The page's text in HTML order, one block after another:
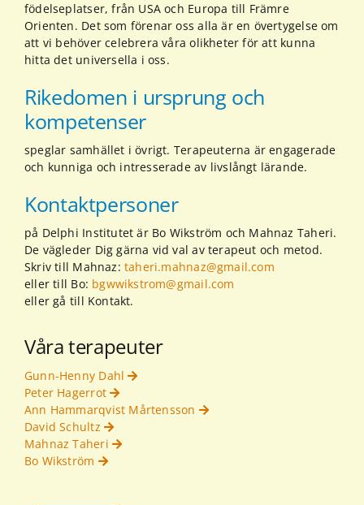
födelseplatser, från USA och Europa till Främre
Orienten. Det som förenar oss alla är en övertygelse om
att vi behöver celebrera våra olikheter för att kunna
hitta det universella i oss.
Rikedomen i ursprung och
kompetenser
speglar samhället i övrigt. Terapeuterna är engagerade
och kunniga och intresserade av livslångt lärande.
Kontaktpersoner
på Delphi Institutet är Bo Wikström och Mahnaz Taheri.
De vägleder Dig gärna vid val av terapeut och metod.
Skriv till Mahnaz: taheri.mahnaz@gmail.com
eller till Bo: bgwwikstrom@gmail.com
eller gå till Kontakt.
Våra terapeuter
Gunn-Henny Dahl
Peter Hagerrot
Ann Hammarqvist Mårtensson
David Schultz
Mahnaz Taheri
Bo Wikström